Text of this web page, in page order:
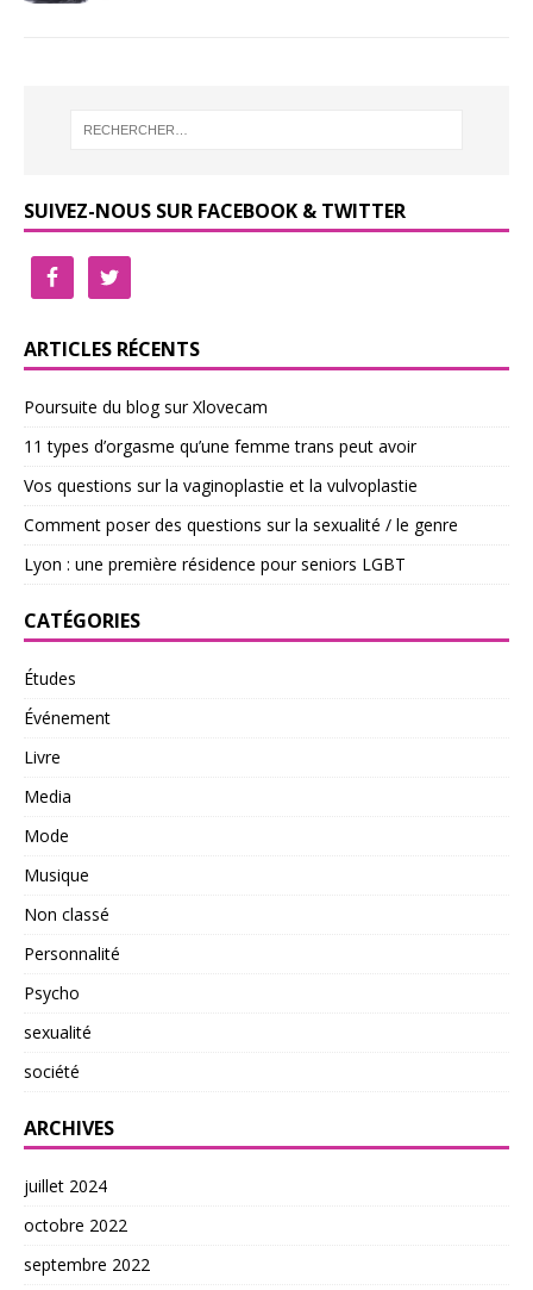
SUIVEZ-NOUS SUR FACEBOOK & TWITTER
ARTICLES RÉCENTS
Poursuite du blog sur Xlovecam
11 types d’orgasme qu’une femme trans peut avoir
Vos questions sur la vaginoplastie et la vulvoplastie
Comment poser des questions sur la sexualité / le genre
Lyon : une première résidence pour seniors LGBT
CATÉGORIES
Études
Événement
Livre
Media
Mode
Musique
Non classé
Personnalité
Psycho
sexualité
société
ARCHIVES
juillet 2024
octobre 2022
septembre 2022